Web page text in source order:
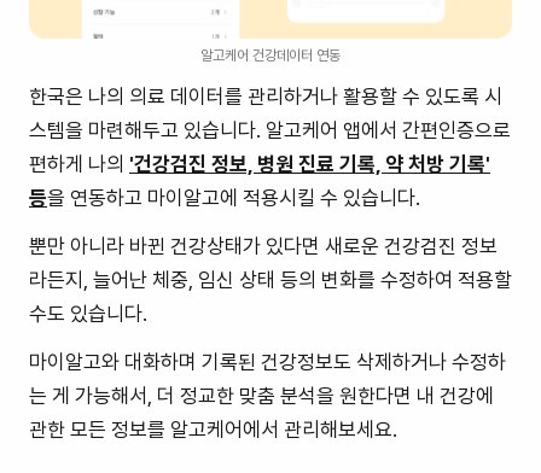
알고케어 건강데이터 연동
한국은 나의 의료 데이터를 관리하거나 활용할 수 있도록 시
스템을 마련해두고 있습니다. 알고케어 앱에서 간편인증으로
편하게 나의 '건강검진 정보, 병원 진료 기록, 약 처방 기록'
등을 연동하고 마이알고에 적용시킬 수 있습니다.
뿐만 아니라 바뀐 건강상태가 있다면 새로운 건강검진 정보
라든지, 늘어난 체중, 임신 상태 등의 변화를 수정하여 적용할
수도 있습니다.
마이알고와 대화하며 기록된 건강정보도 삭제하거나 수정하
는 게 가능해서, 더 정교한 맞춤 분석을 원한다면 내 건강에
관한 모든 정보를 알고케어에서 관리해보세요.